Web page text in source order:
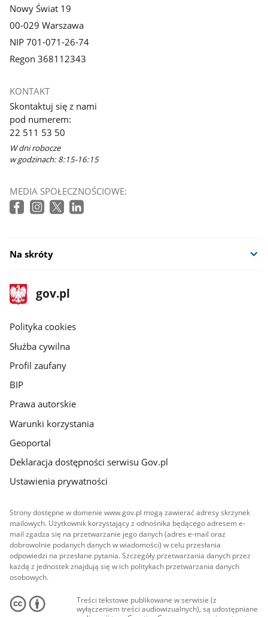
Nowy Świat 19
00-029 Warszawa
NIP 701-071-26-74
Regon 368112343
KONTAKT
Skontaktuj się z nami
pod numerem:
22 511 53 50
W dni robocze
w godzinach: 8:15-16:15
MEDIA SPOŁECZNOŚCIOWE:
Na skróty
stopka
gov.pl
Strona
gov.pl
gov.pl
Polityka cookies
Służba cywilna
Profil zaufany
BIP
Prawa autorskie
Warunki korzystania
Geoportal
Deklaracja dostępności serwisu Gov.pl
Ustawienia prywatności
Strony dostępne w domenie www.gov.pl mogą zawierać adresy skrzynek
mailowych. Użytkownik korzystający z odnośnika będącego adresem e-
mail zgadza się na przetwarzanie jego danych (adres e-mail oraz
dobrowolnie podanych danych w wiadomości) w celu przesłania
odpowiedzi na przesłane pytania. Szczegóły przetwarzania danych przez
każdą z jednostek znajdują się w ich politykach przetwarzania danych
osobowych.
Treści tekstowe publikowane w serwisie (z
wyłączeniem treści audiowizualnych), są udostępniane